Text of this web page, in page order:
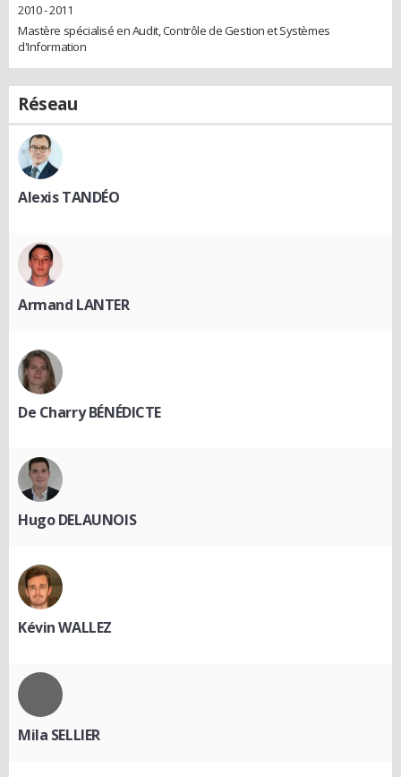
2010 - 2011
Mastère spécialisé en Audit, Contrôle de Gestion et Systèmes
d'Information
Réseau
Alexis TANDÉO
Armand LANTER
De Charry BÉNÉDICTE
Hugo DELAUNOIS
Kévin WALLEZ
Mila SELLIER